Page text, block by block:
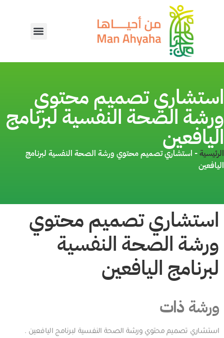
استشاري تصميم محتوي
ورشة الصحة النفسية لبرنامج
اليافعين
الرئيسية- استشاري تصميم محتوي ورشة الصحة النفسية لبرنامج
اليافعين
استشاري تصميم محتوي
ورشة الصحة النفسية
لبرنامج اليافعين
ورشةذات
استشاري تصميم محتوي ورشة الصحة النفسية لبرنامج اليافعين .